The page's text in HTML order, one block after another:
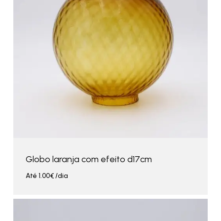
Globo laranja com efeito d17cm
Até 1.00€/dia